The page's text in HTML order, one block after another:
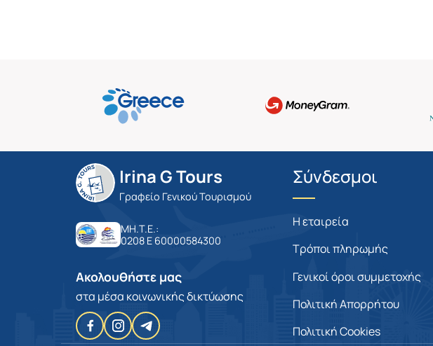
Irina G Tours
Γραφείο Γενικού Τουρισμού
MH.T.E.:
0208 E 60000584300
Ακολουθήστε μας
στα μέσα κοινωνικής δικτύωσης
Σύνδεσμοι
Η εταιρεία
Τρόποι πληρωμής
Γενικοί όροι συμμετοχής
Πολιτική Απορρήτου
Πολιτική Cookies